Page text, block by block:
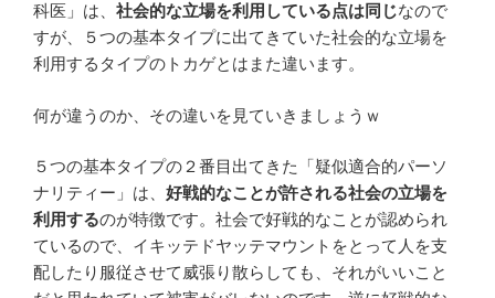
科医」は、 社会的な立場を利用している点は同じなので
すが、５つの基本タイプに出てきていた社会的な立場を
利用するタイプのトカゲとはまた違います。
何が違うのか、その違いを見ていきましょうｗ
５つの基本タイプの２番目出てきた「疑似適合的パーソ
ナリティー」は、 好戦的なことが許される社会の立場を
利用するのが特徴です。社会で好戦的なことが認められ
ているので、イキッテドヤッテマウントをとって人を支
配したり服従させて威張り散らしても、それがいいこと